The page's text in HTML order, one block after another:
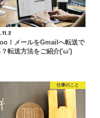
！メールをGmailへ転送で
？転送方法をご紹介('ω')
仕事のこと